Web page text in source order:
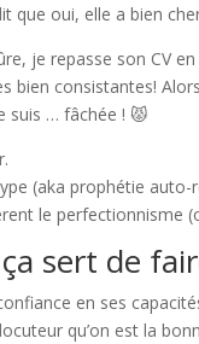
que oui, elle a bien
je repasse son CV
bien consistantes!
suis … fâchée ! 😾
(aka prophétie
le perfectionnisme
sert de
en ses
qu’on est la